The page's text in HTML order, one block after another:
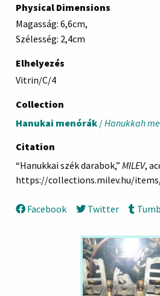
Physical Dimensions
Magasság: 6,6cm,
Szélesség: 2,4cm
Elhelyezés
Vitrin/C/4
Collection
Hanukai menórák /Hanukkah
Citation
“Hanukkai szék darabok,” MILEV,
https://collections.milev.hu/
Facebook Twitter